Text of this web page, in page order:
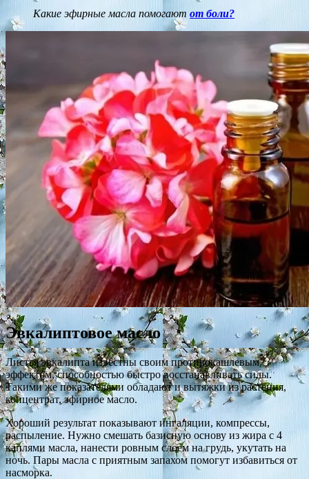
Какие эфирные масла помогают от боли?
Эвкалиптовое масло
Листья эвкалипта известны своим противокашлевым
эффектом, способностью быстро восстанавливать силы.
Такими же показателями обладают и вытяжки из растения,
концентрат, эфирное масло.
Хороший результат показывают ингаляции, компрессы,
распыление. Нужно смешать базисную основу из жира с 4
каплями масла, нанести ровным слоем на грудь, укутать на
ночь. Пары масла с приятным запахом помогут избавиться от
насморка.